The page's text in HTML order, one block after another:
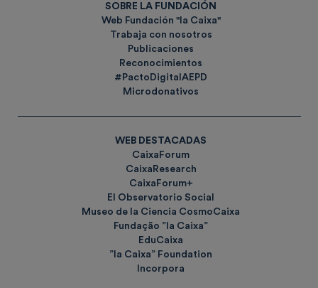
SOBRE LA FUNDACIÓN
Web Fundación "la Caixa"
Trabaja con nosotros
Publicaciones
Reconocimientos
#PactoDigitalAEPD
Microdonativos
WEB DESTACADAS
CaixaForum
CaixaResearch
CaixaForum+
El Observatorio Social
Museo de la Ciencia CosmoCaixa
Fundação ”la Caixa”
EduCaixa
”la Caixa” Foundation
Incorpora